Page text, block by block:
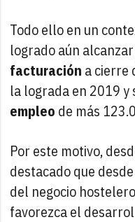
Todo ello en un
logrado aún
facturación a cierre
la lograda en 2019 y
empleo de más
Por este motivo,
destacado que
del negocio
favorezca el